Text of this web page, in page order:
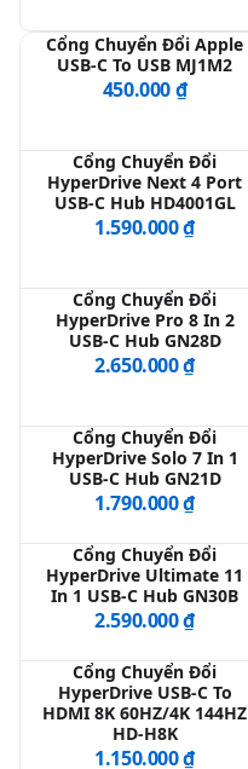
Sửa Chữa
QBlog
Cổng Chuyển Đổi Apple
USB-C To USB MJ1M2
450.000 ₫
Cổng Chuyển Đổi
HyperDrive Next 4 Port
USB-C Hub HD4001GL
1.590.000 ₫
Cổng Chuyển Đổi
HyperDrive Pro 8 In 2
USB-C Hub GN28D
2.650.000 ₫
Cổng Chuyển Đổi
HyperDrive Solo 7 In 1
USB-C Hub GN21D
1.790.000 ₫
Cổng Chuyển Đổi
HyperDrive Ultimate 11
In 1 USB-C Hub GN30B
2.590.000 ₫
Cổng Chuyển Đổi
HyperDrive USB-C To
HDMI 8K 60HZ/4K 144HZ
HD-H8K
1.150.000 ₫